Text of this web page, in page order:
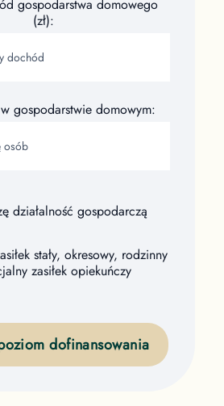
gospodarstwa domowego
(zł):
gospodarstwie domowym:
działalność gospodarczą
stały, okresowy, rodzinny
zasiłek opiekuńczy
dofinansowania